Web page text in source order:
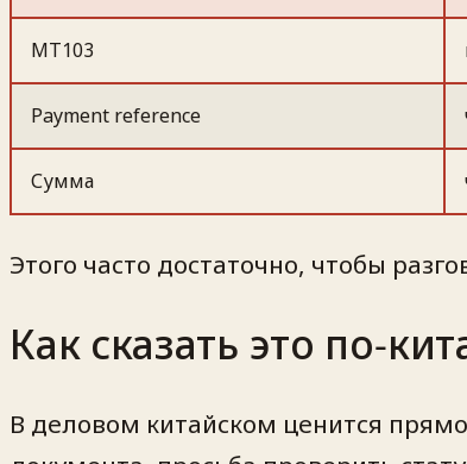
MT103
Payment reference
Сумма
Этого часто достаточно, чтобы
Как сказать это
В деловом китайском ценится